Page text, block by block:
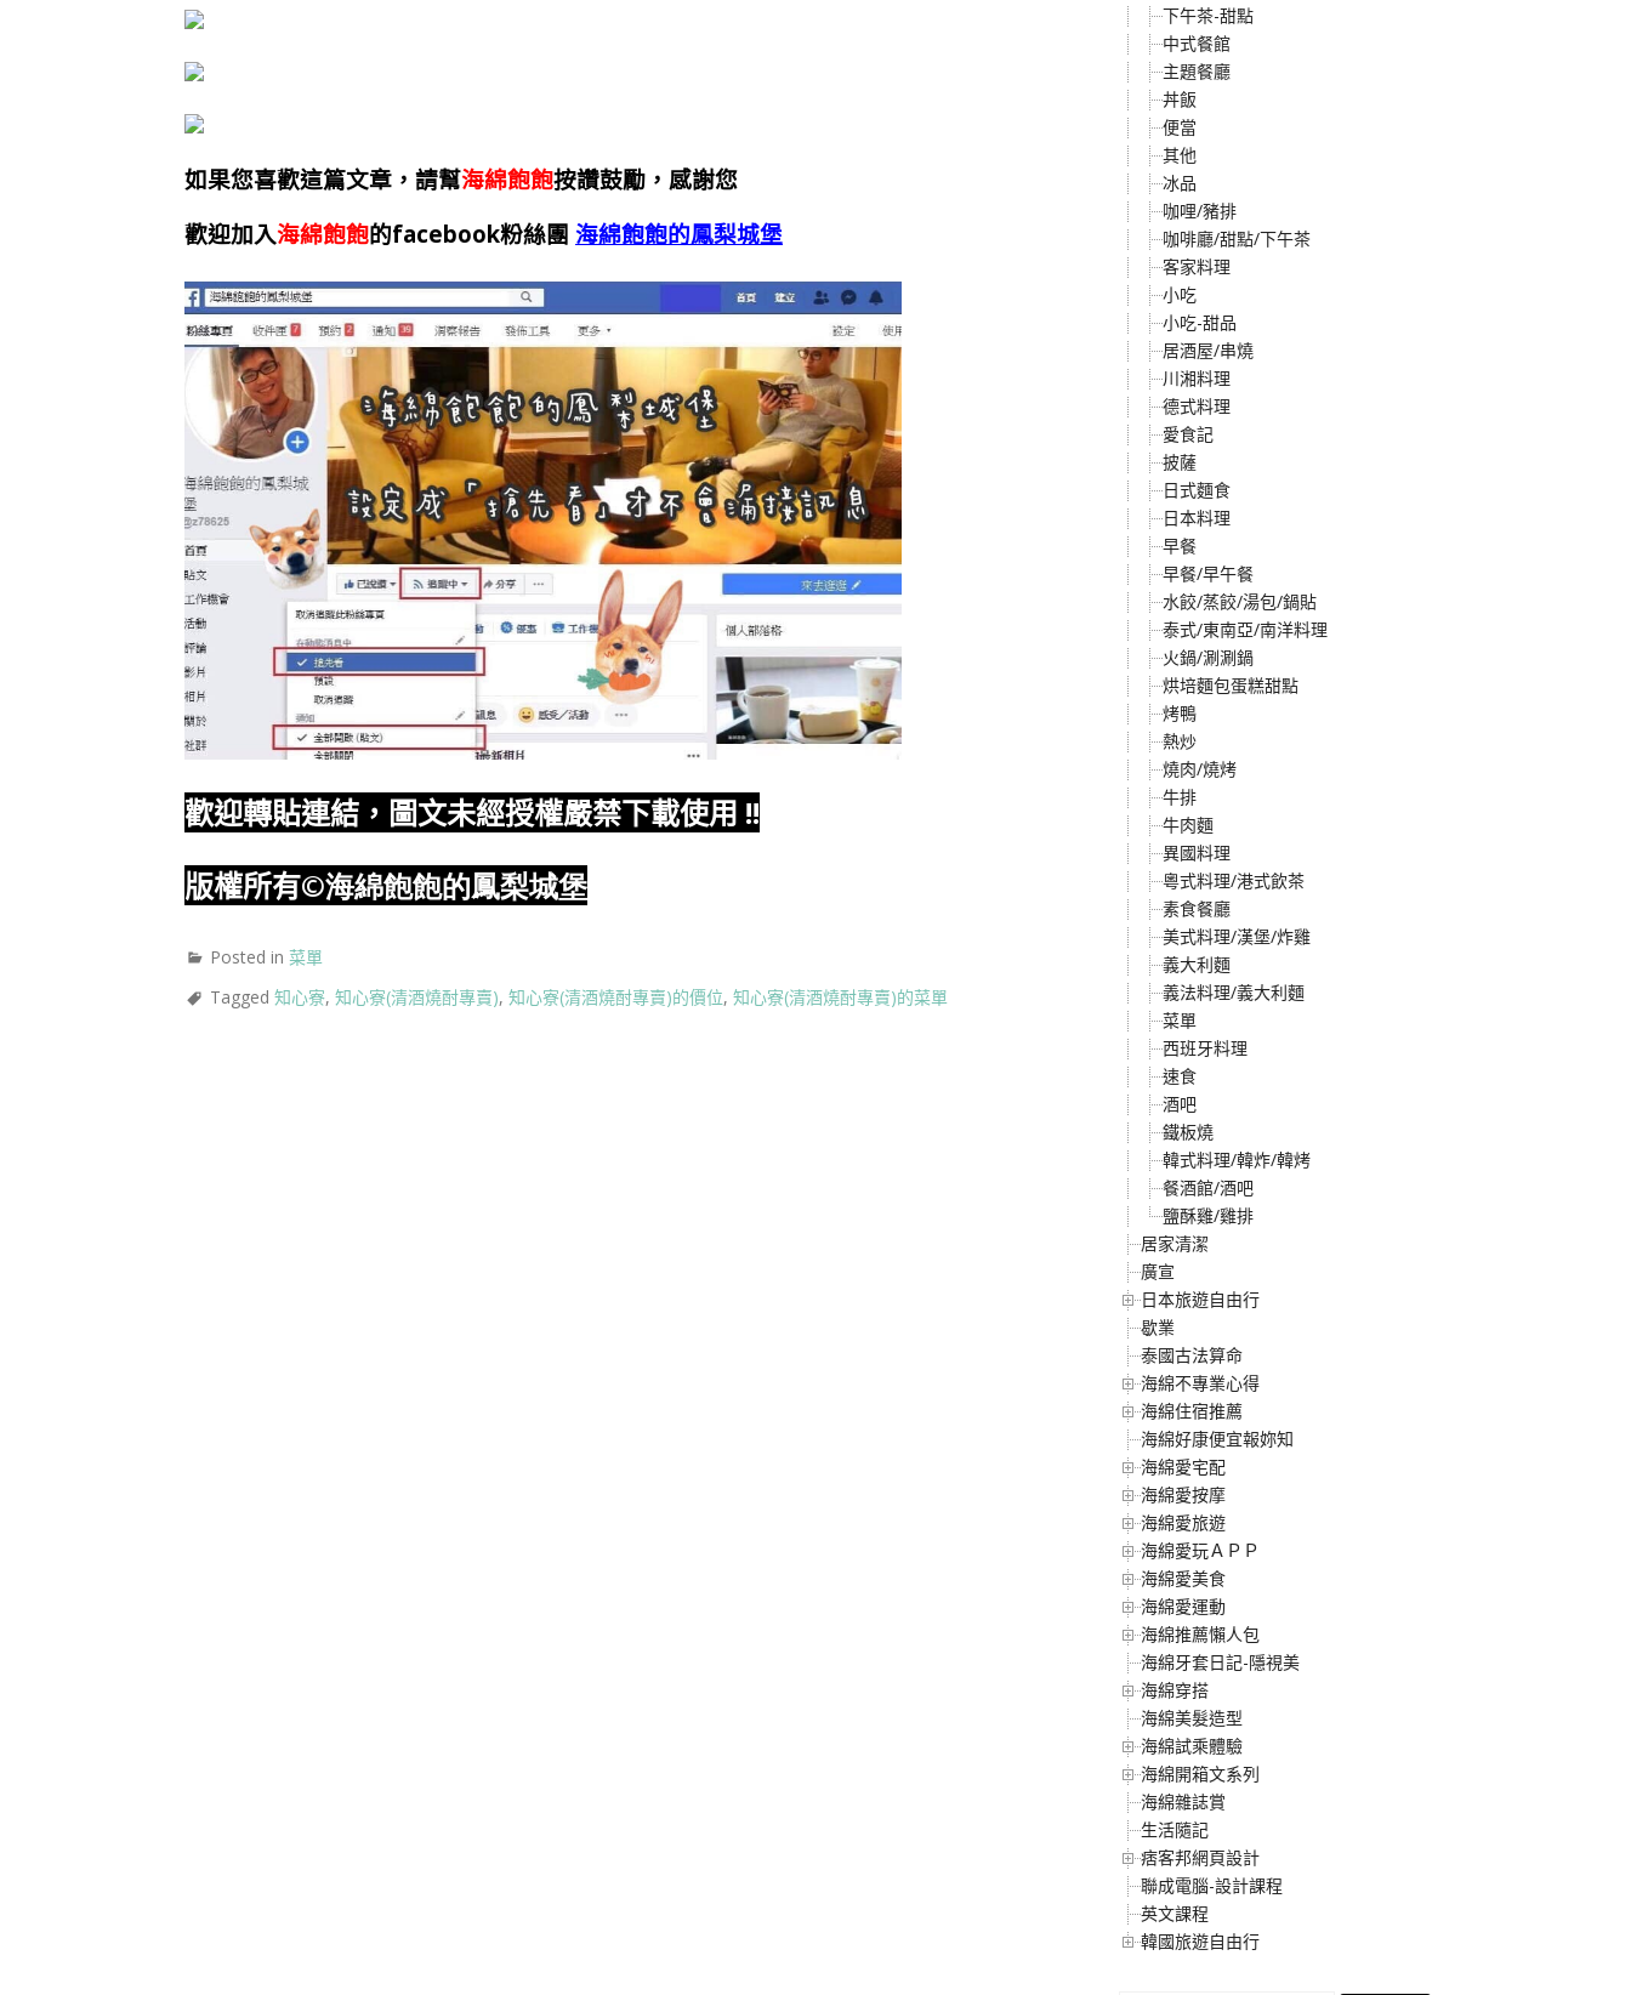
如果您喜歡這篇文章，請幫海綿飽飽按讚鼓勵，感謝您
歡迎加入海綿飽飽的facebook粉絲團 海綿飽飽的鳳梨城堡
歡迎轉貼連結，圖文未經授權嚴禁下載使用 !!
版權所有©海綿飽飽的鳳梨城堡
Posted in 菜單
Tagged 知心寮, 知心寮(清酒燒酎專賣), 知心寮(清酒燒酎專賣)的價位, 知心寮(清酒燒酎專賣)的菜單
下午茶-甜點
中式餐館
主題餐廳
丼飯
便當
其他
冰品
咖哩/豬排
咖啡廳/甜點/下午茶
客家料理
小吃
小吃-甜品
居酒屋/串燒
川湘料理
德式料理
愛食記
披薩
日式麵食
日本料理
早餐
早餐/早午餐
水餃/蒸餃/湯包/鍋貼
泰式/東南亞/南洋料理
火鍋/涮涮鍋
烘培麵包蛋糕甜點
烤鴨
熱炒
燒肉/燒烤
牛排
牛肉麵
異國料理
粵式料理/港式飲茶
素食餐廳
美式料理/漢堡/炸雞
義大利麵
義法料理/義大利麵
菜單
西班牙料理
速食
酒吧
鐵板燒
韓式料理/韓炸/韓烤
餐酒館/酒吧
鹽酥雞/雞排
居家清潔
廣宣
日本旅遊自由行
歇業
泰國古法算命
海綿不專業心得
海綿住宿推薦
海綿好康便宜報妳知
海綿愛宅配
海綿愛按摩
海綿愛旅遊
海綿愛玩ＡＰＰ
海綿愛美食
海綿愛運動
海綿推薦懶人包
海綿牙套日記-隱視美
海綿穿搭
海綿美髮造型
海綿試乘體驗
海綿開箱文系列
海綿雜誌賞
生活隨記
痞客邦網頁設計
聯成電腦-設計課程
英文課程
韓國旅遊自由行